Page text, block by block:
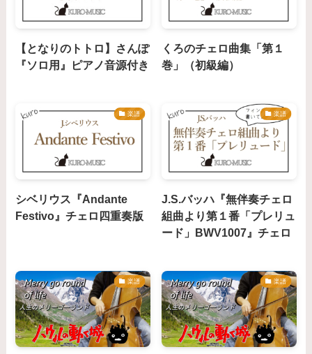
【となりのトトロ】さんぽ
『ソロ用』ピアノ音源付き
くろのチェロ曲集「第１
巻」（初級編）
楽譜
シベリウス『Andante
Festivo』チェロ四重奏版
楽譜
J.S.バッハ『無伴奏チェロ
組曲より第１番「プレリュ
ード」BWV1007』チェロ
楽譜 楽譜